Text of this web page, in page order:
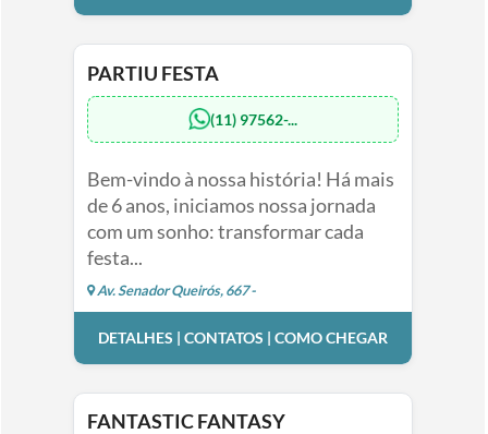
PARTIU FESTA
(11) 97562-...
Bem-vindo à nossa história! Há mais
de 6 anos, iniciamos nossa jornada
com um sonho: transformar cada
festa...
Av. Senador Queirós, 667 -
DETALHES | CONTATOS | COMO CHEGAR
FANTASTIC FANTASY